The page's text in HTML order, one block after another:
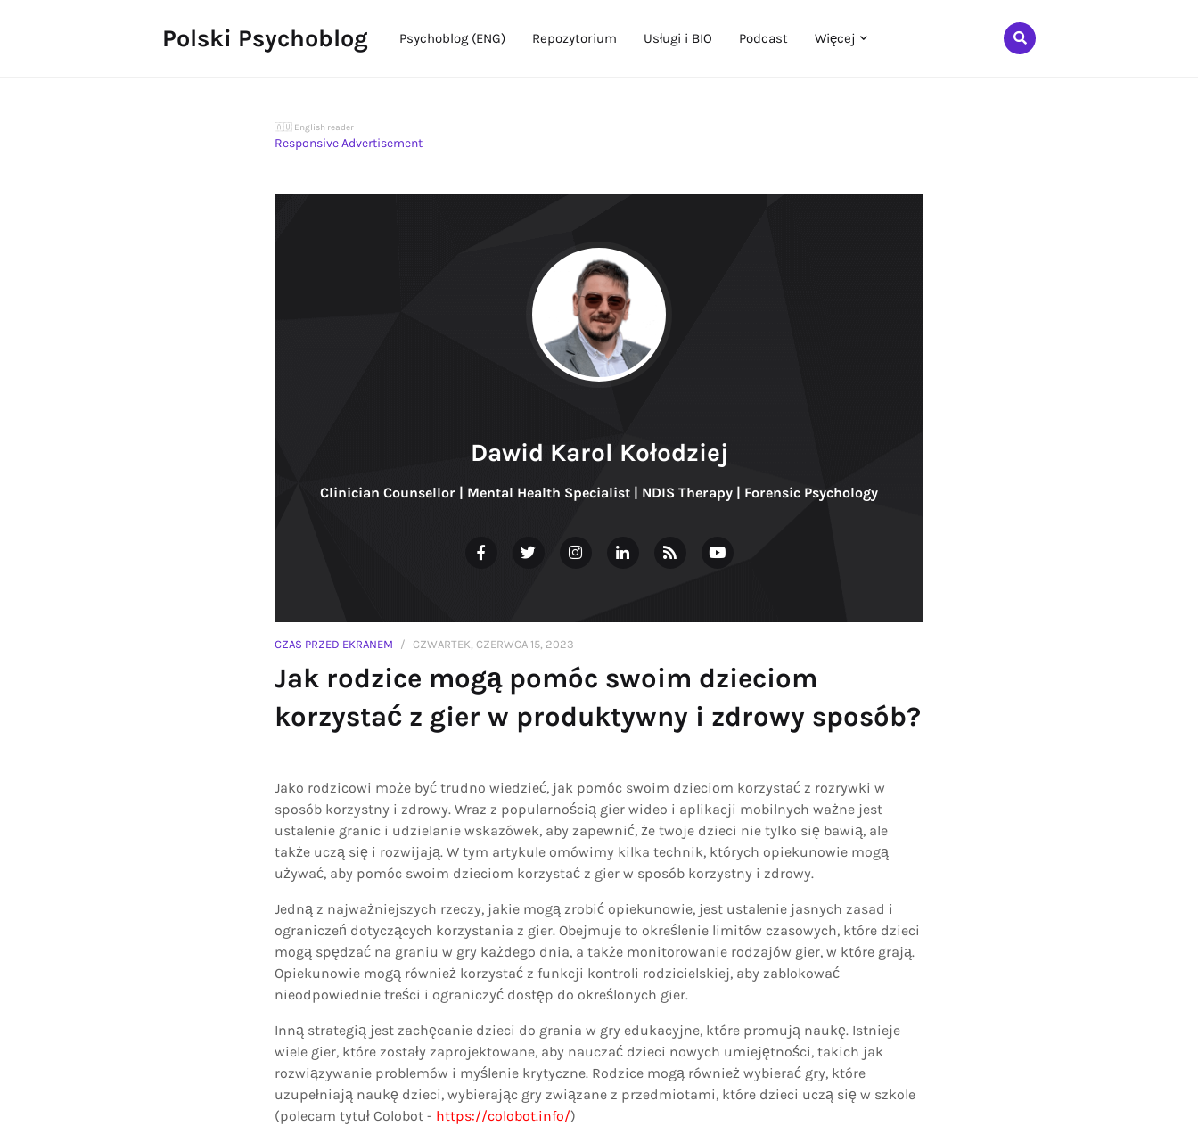
Polski Psychoblog Psychoblog (ENG) Repozytorium Usługi i BIO Podcast Więcej
🇦🇺 English reader
Responsive Advertisement
Dawid Karol Kołodziej
Clinician Counsellor | Mental Health Specialist | NDIS Therapy | Forensic Psychology
CZAS PRZED EKRANEM CZWARTEK, CZERWCA 15, 2023
Jak rodzice mogą pomóc swoim dzieciom
korzystać z gier w produktywny i zdrowy sposób?
Jako rodzicowi może być trudno wiedzieć, jak pomóc swoim dzieciom korzystać z rozrywki w
sposób korzystny i zdrowy. Wraz z popularnością gier wideo i aplikacji mobilnych ważne jest
ustalenie granic i udzielanie wskazówek, aby zapewnić, że twoje dzieci nie tylko się bawią, ale
także uczą się i rozwijają. W tym artykule omówimy kilka technik, których opiekunowie mogą
używać, aby pomóc swoim dzieciom korzystać z gier w sposób korzystny i zdrowy.
Jedną z najważniejszych rzeczy, jakie mogą zrobić opiekunowie, jest ustalenie jasnych zasad i
ograniczeń dotyczących korzystania z gier. Obejmuje to określenie limitów czasowych, które dzieci
mogą spędzać na graniu w gry każdego dnia, a także monitorowanie rodzajów gier, w które grają.
Opiekunowie mogą również korzystać z funkcji kontroli rodzicielskiej, aby zablokować
nieodpowiednie treści i ograniczyć dostęp do określonych gier.
Inną strategią jest zachęcanie dzieci do grania w gry edukacyjne, które promują naukę. Istnieje
wiele gier, które zostały zaprojektowane, aby nauczać dzieci nowych umiejętności, takich jak
rozwiązywanie problemów i myślenie krytyczne. Rodzice mogą również wybierać gry, które
uzupełniają naukę dzieci, wybierając gry związane z przedmiotami, które dzieci uczą się w szkole
(polecam tytuł Colobot - https://colobot.info/)